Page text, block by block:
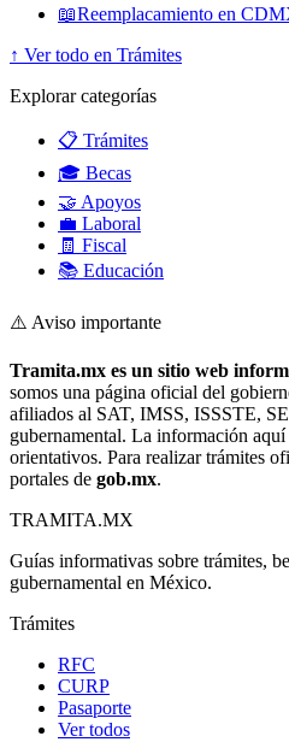
📖Reemplacamiento en
↑ Ver todo en Trámites
Explorar categorías
📋 Trámites
🎓 Becas
🤝 Apoyos
💼 Laboral
🧾 Fiscal
📚 Educación
⚠️ Aviso importante
Tramita.mx es un sitio web
somos una página oficial del
afiliados al SAT, IMSS, ISSSTE,
gubernamental. La información
orientativos. Para realizar trámites
portales de gob.mx.
TRAMITA.MX
Guías informativas sobre trámites,
gubernamental en México.
Trámites
RFC
CURP
Pasaporte
Ver todos